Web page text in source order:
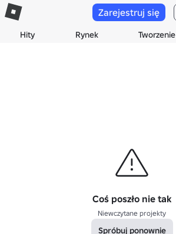
Hity Rynek Tworzenie
Zarejestruj się
Coś poszło nie tak
Niewczytane projekty
Spróbuj ponownie